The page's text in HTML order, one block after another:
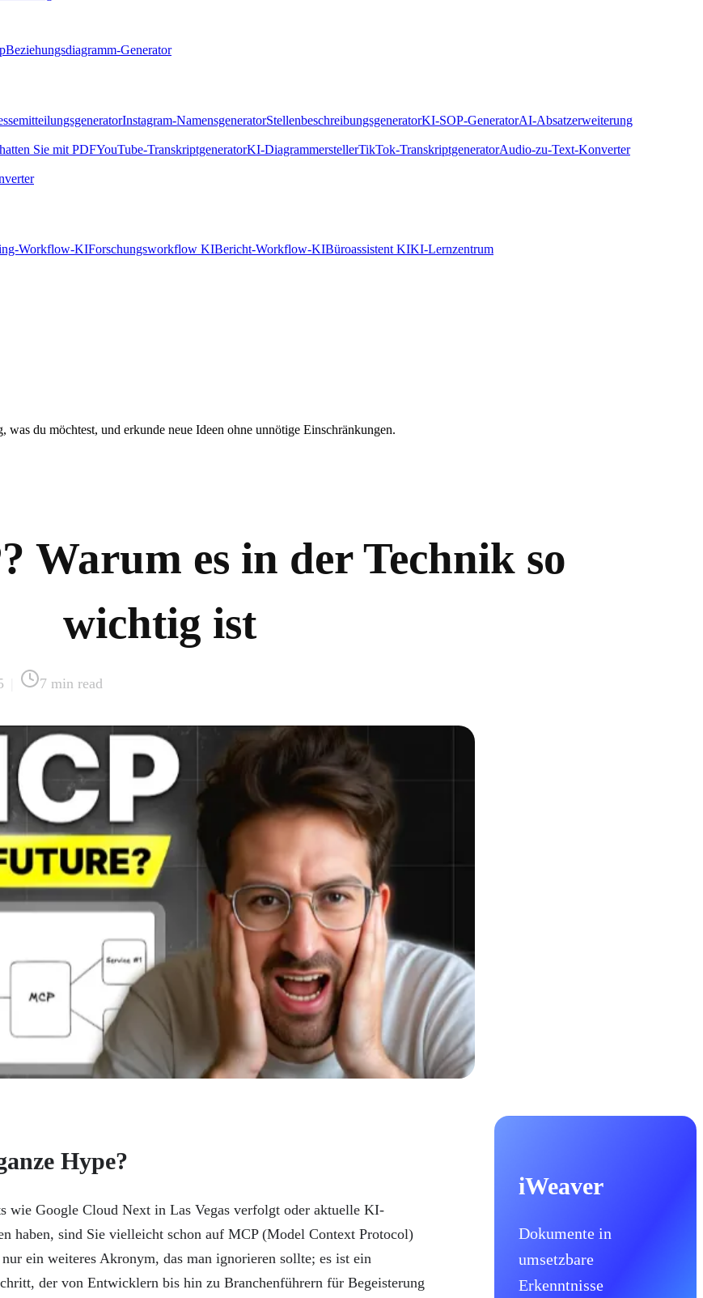
Beziehungsdiagramm-Generator
Instagram-NamensgeneratorStellenbeschreibungsgeneratorKI-SOP-GeneratorAI-Absatzerweiterung
Sie mit PDFYouTube-TranskriptgeneratorKI-DiagrammerstellerTikTok-TranskriptgeneratorAudio-zu-Text-Konverter
Workflow-KIForschungsworkflow KIBericht-Workflow-KIBüroassistent KIKI-Lernzentrum
du möchtest, und erkunde neue Ideen ohne unnötige Einschränkungen.
Warum es in der Technik so
wichtig ist
7 min read
Hype?
wie Google Cloud Next in Las Vegas verfolgt oder aktuelle KI-
haben, sind Sie vielleicht schon auf MCP (Model Context Protocol)
ein weiteres Akronym, das man ignorieren sollte; es ist ein
der von Entwicklern bis hin zu Branchenführern für Begeisterung
iWeaver
Dokumente in
umsetzbare
Erkenntnisse